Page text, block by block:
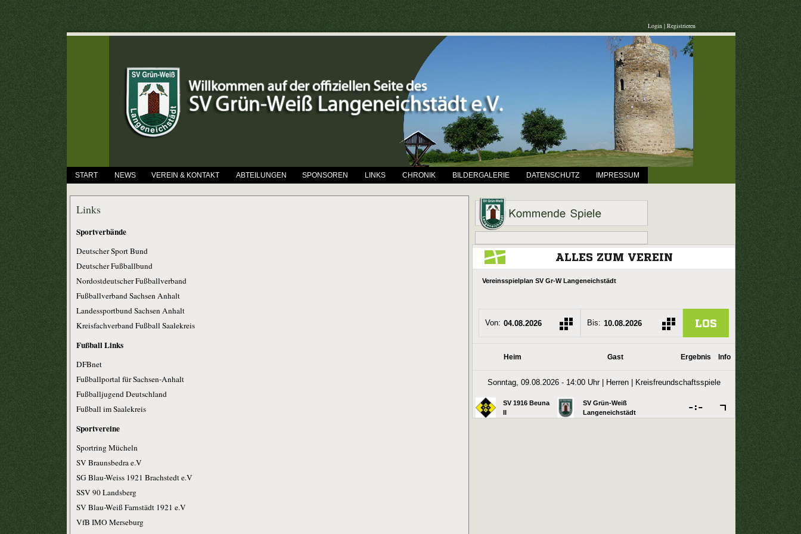
Login | Registrieren
START NEWS VEREIN & KONTAKT ABTEILUNGEN SPONSOREN LINKS CHRONIK BILDERGALERIE DATENSCHUTZ IMPRESSUM
Links
Sportverbände
Deutscher Sport Bund
Deutscher Fußballbund
Nordostdeutscher Fußballverband
Fußballverband Sachsen Anhalt
Landessportbund Sachsen Anhalt
Kreisfachverband Fußball Saalekreis
Fußball Links
DFBnet
Fußballportal für Sachsen-Anhalt
Fußballjugend Deutschland
Fußball im Saalekreis
Sportvereine
Sportring Mücheln
SV Braunsbedra e.V
SG Blau-Weiss 1921 Brachstedt e.V
SSV 90 Landsberg
SV Blau-Weiß Farnstädt 1921 e.V
VfB IMO Merseburg